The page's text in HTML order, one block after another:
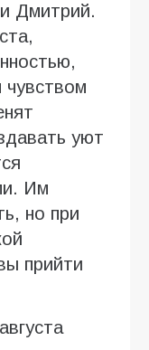
Дмитрий.
чувством
уют
Им
но при
прийти